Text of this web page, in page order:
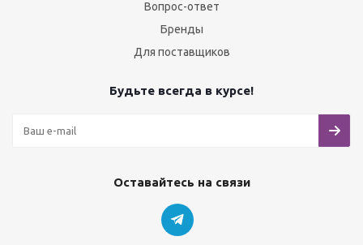
Вопрос-ответ
Бренды
Для поставщиков
Будьте всегда в курсе!
Оставайтесь на связи